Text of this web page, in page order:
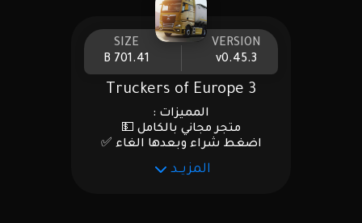
VERSION
v0.45.3
SIZE
701.41 B
Truckers of Europe 3
المميزات :
متجر مجاني بالكامل 💵
اضغط شراء وبعدها الغاء ✅
المزيــد